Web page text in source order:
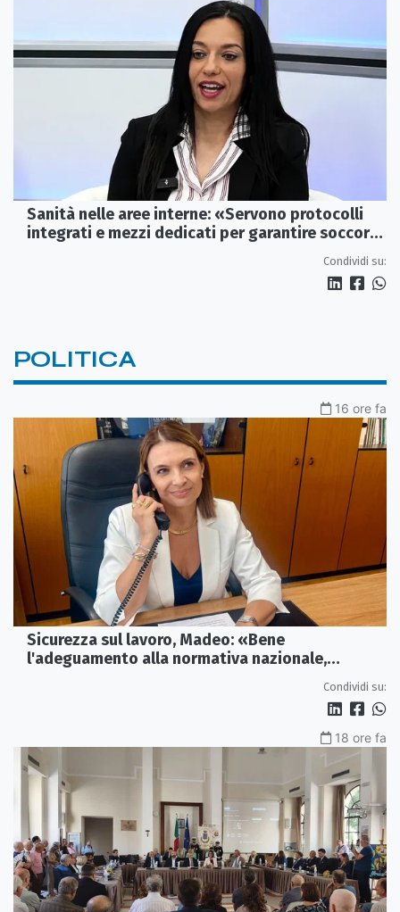
Sanità nelle aree interne: «Servono protocolli
integrati e mezzi dedicati per garantire soccorsi
Condividi su:
POLITICA
16 ore fa
Sicurezza sul lavoro, Madeo: «Bene
l'adeguamento alla normativa nazionale,
Condividi su:
18 ore fa